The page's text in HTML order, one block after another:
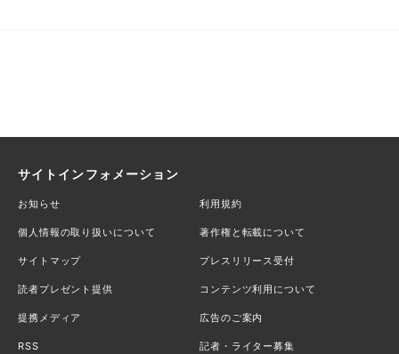
サイトインフォメーション
お知らせ 利用規約
個人情報の取り扱いについて 著作権と転載について
サイトマップ プレスリリース受付
読者プレゼント提供 コンテンツ利用について
提携メディア 広告のご案内
RSS 記者・ライター募集